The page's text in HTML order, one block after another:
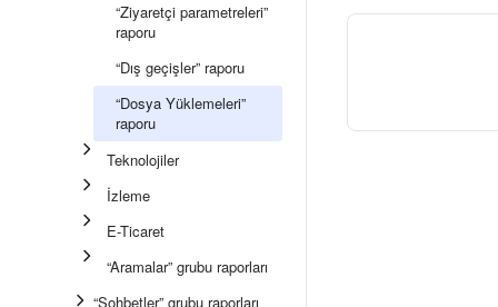
“Ziyaretçi parametreleri”
raporu
“Dış geçişler” raporu
“Dosya Yüklemeleri”
raporu
Teknolojiler
İzleme
E-Ticaret
“Aramalar” grubu raporları
“Sohbetler” grubu raporları